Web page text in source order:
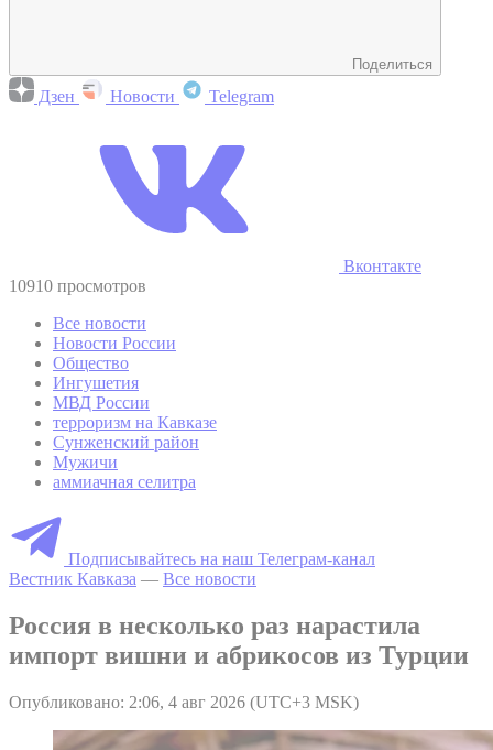
Поделиться
Дзен Новости Telegram
Вконтакте
10910 просмотров
Все новости
Новости России
Общество
Ингушетия
МВД России
терроризм на Кавказе
Сунженский район
Мужичи
аммиачная селитра
Подписывайтесь на наш Телеграм-канал
Вестник Кавказа — Все новости
Россия в несколько раз нарастила
импорт вишни и абрикосов из Турции
Опубликовано: 2:06, 4 авг 2026 (UTC+3 MSK)